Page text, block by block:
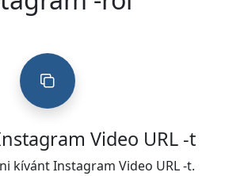
Video URL -t
kívánt Instagram Video URL -t.